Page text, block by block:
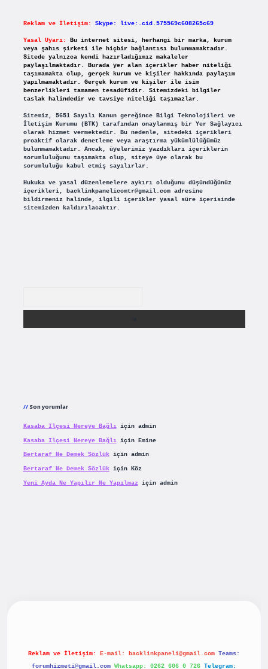
Reklam ve İletişim: Skype: live:.cid.575569c608265c69
Yasal Uyarı:
Bu internet sitesi, herhangi bir marka, kurum
veya şahıs şirketi ile hiçbir bağlantısı bulunmamaktadır.
Sitede yalnızca kendi hazırladığımız makaleler
paylaşılmaktadır. Burada yer alan içerikler haber niteliği
taşımamakta olup, gerçek kurum ve kişiler hakkında paylaşım
yapılmamaktadır. Gerçek kurum ve kişiler ile isim
benzerlikleri tamamen tesadüfidir. Sitemizdeki bilgiler
taslak halindedir ve tavsiye niteliği taşımazlar.
Sitemiz, 5651 Sayılı Kanun gereğince Bilgi Teknolojileri ve
İletişim Kurumu (BTK) tarafından onaylanmış bir Yer Sağlayıcı
olarak hizmet vermektedir. Bu nedenle, sitedeki içerikleri
proaktif olarak denetleme veya araştırma yükümlülüğümüz
bulunmamaktadır. Ancak, üyelerimiz yazdıkları içeriklerin
sorumluluğunu taşımakta olup, siteye üye olarak bu
sorumluluğu kabul etmiş sayılırlar.
Hukuka ve yasal düzenlemelere aykırı olduğunu düşündüğünüz
içerikleri, backlinkpanelicomtr@gmail.comadresine
bildirmeniz halinde, ilgili içerikler yasal süre içerisinde
sitemizden kaldırılacaktır.
Son yorumlar
Kasaba Ilçesi Nereye Bağlıiçin admin
Kasaba Ilçesi Nereye Bağlıiçin Emine
Bertaraf Ne Demek Sözlükiçin admin
Bertaraf Ne Demek Sözlükiçin Köz
Yeni Ayda Ne Yapılır Ne Yapılmaziçin admin
Reklam ve İletişim: E-mail: backlinkpaneli@gmail.com Teams:
forumhizmeti@gmail.com Whatsapp: 0262 606 0 726 Telegram: